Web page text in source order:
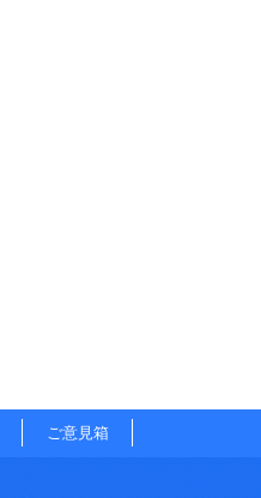
ご意見箱